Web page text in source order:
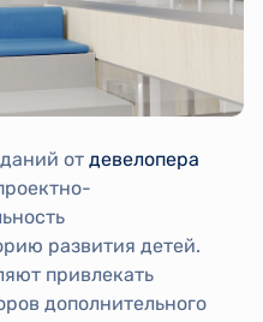
от девелопера
развития детей.
привлекать
дополнительного